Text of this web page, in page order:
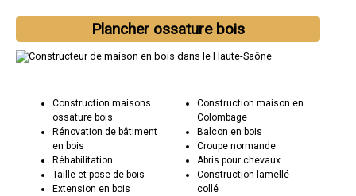
Plancher ossature bois
Construction maisons
ossature bois
Rénovation de bâtiment
en bois
Réhabilitation
Taille et pose de bois
Extension en bois
Construction maison en
Colombage
Balcon en bois
Croupe normande
Abris pour chevaux
Construction lamellé
collé